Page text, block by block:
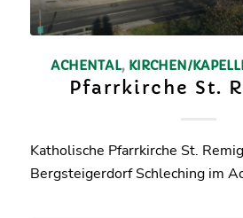
ACHENTAL, KIRCHEN/
Pfarrkirche St.
Katholische Pfarrkirche St.
Bergsteigerdorf Schleching im